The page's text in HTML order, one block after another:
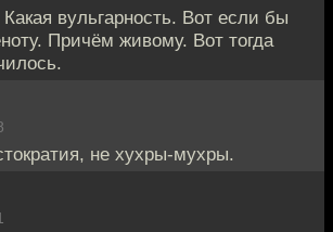
вульгарность. Вот если бы
Причём живому. Вот тогда
не хухры-мухры.